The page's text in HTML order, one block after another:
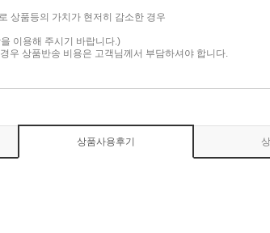
상품등의 가치가 현저히 감소한 경우
이용해 주시기 바랍니다.)
우 상품반송 비용은 고객님께서 부담하셔야 합니다.
상품사용후기